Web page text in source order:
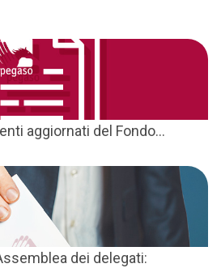
aggiornati del Fondo...
dei delegati: